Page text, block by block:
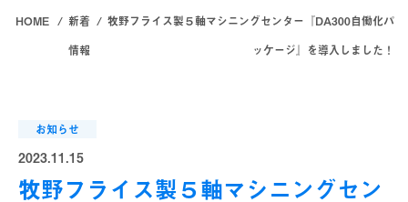
HOME 新着
情報
牧野フライス製５軸マシニングセンター『DA300自働化パ
ッケージ』を導入しました！
お知らせ
2023.11.15
牧野フライス製５軸マシニングセン